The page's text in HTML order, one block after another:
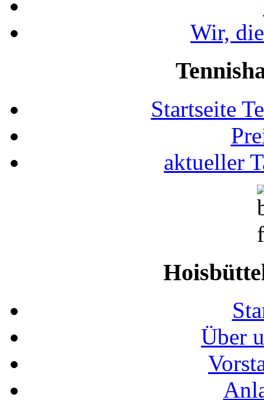
Wir,
Startseite
aktueller
Über